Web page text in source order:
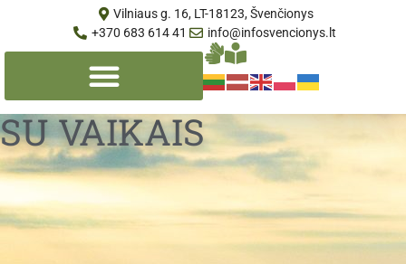
Vilniaus g. 16, LT-18123, Švenčionys
+370 683 614 41
info@infosvencionys.lt
SU VAIKAIS